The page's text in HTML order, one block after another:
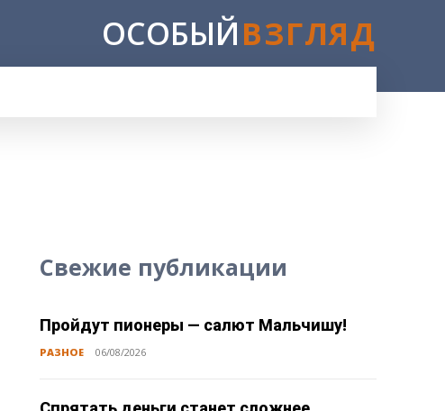
ОСОБЫЙВЗГЛЯД
Свежие публикации
Пройдут пионеры — салют Мальчишу!
РАЗНОЕ 06/08/2026